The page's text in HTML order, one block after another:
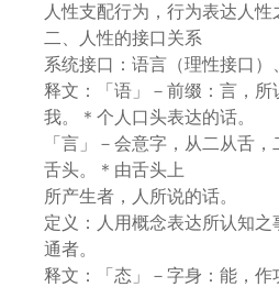
人性支配行为，行为表达人性
二、人性的接口关系
系统接口：语言（理性接口）
释文：「语」－前缀：言，所
我。＊个人口头表达的话。
「言」－会意字，从二从舌
舌头。＊由舌头上
所产生者，人所说的话。
定义：人用概念表达所认知
通者。
释文：「态」－字身：能，